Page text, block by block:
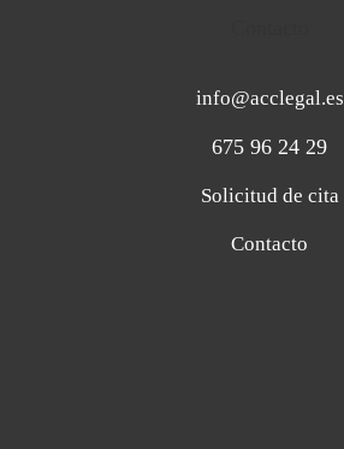
info@acclegal.es
675 96 24 29
Solicitud de cita
Contacto